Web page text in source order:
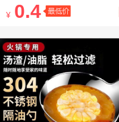
¥ 0.4